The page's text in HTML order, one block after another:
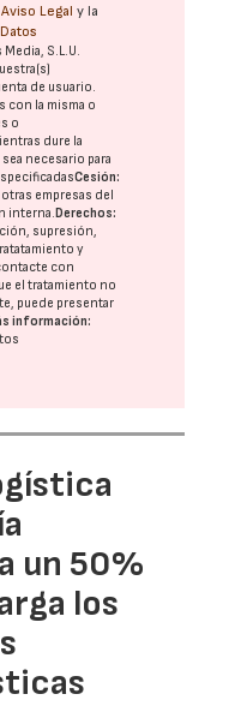
Aviso Legal y la
S.L.U.
de usuario.
con la misma o
o
dure la
necesario para
Cesión:
empresas del
interna.Derechos:
supresión,
y
con
el tratamiento no
puede presentar
información:
un 50%
los